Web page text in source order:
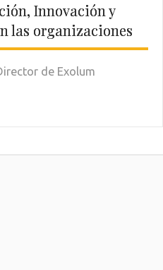
Innovación y
las organizaciones
de Exolum